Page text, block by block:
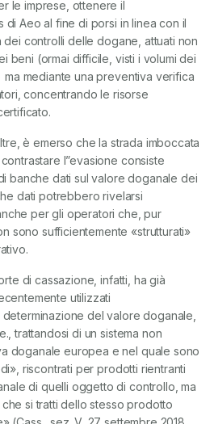
le imprese, ottenere il
di Aeo al fine di porsi in linea con il
controlli delle dogane, attuati non
beni (ormai difficile, visti i volumi dei
mediante una preventiva verifica
concentrando le risorse
è emerso che la strada imboccata
l”evasione consiste
banche dati sul valore doganale dei
dati potrebbero rivelarsi
per gli operatori che, pur
sono sufficientemente «strutturati»
di cassazione, infatti, ha già
utilizzati
determinazione del valore doganale,
trattandosi di un sistema non
doganale europea e nel quale sono
riscontrati per prodotti rientranti
di quelli oggetto di controllo, ma
si tratti dello stesso prodotto